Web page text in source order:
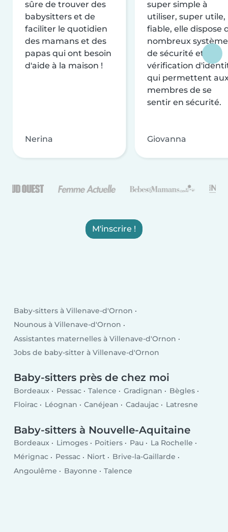
sûre de trouver des
babysitters et de
faciliter le quotidien
des mamans et des
papas qui ont besoin
d'aide à la maison !
Nerina
super simple à
utiliser, super utile,
fiable, elle dispose
nombreux
de sécurité et de
vérification
qui permettent
membres de se
sentir en sécurité.
Giovanna
M'inscrire !
Baby-sitters à Villenave-d'Ornon
Nounous à Villenave-d'Ornon
Assistantes maternelles à Villenave-d'Ornon
Jobs de baby-sitter à Villenave-d'Ornon
Baby-sitters près de chez moi
Bordeaux Pessac Talence Gradignan
Bègles
Floirac
Léognan Canéjean Cadaujac Latresne
Baby-sitters à Nouvelle-Aquitaine
Bordeaux Limoges Poitiers Pau
La Rochelle
Mérignac
Pessac Niort
Brive-la-Gaillarde
Angoulême
Bayonne Talence